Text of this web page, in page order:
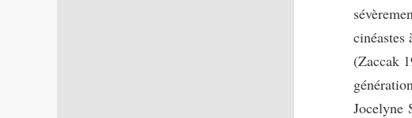
(Zaccak
Jocelyne